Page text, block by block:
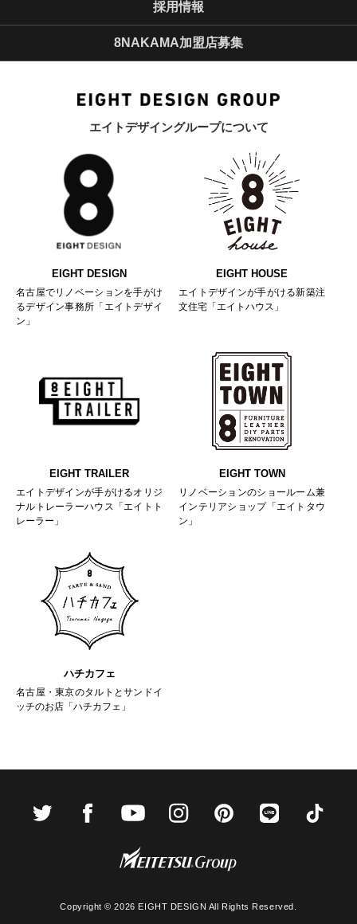
エイトデザイングループについて
EIGHT DESIGN
名古屋でリノベーションを手がけ
るデザイン事務所「エイトデザイ
ン」
EIGHT HOUSE
エイトデザインが手がける新築注
文住宅「エイトハウス」
EIGHT TRAILER
エイトデザインが手がけるオリジ
ナルトレーラーハウス「エイトト
レーラー」
EIGHT TOWN
リノベーションのショールーム兼
インテリアショップ「エイトタウ
ン」
ハチカフェ
名古屋・東京のタルトとサンドイ
ッチのお店「ハチカフェ」
採用情報
8NAKAMA加盟店募集
Copyright ©2026 EIGHT DESIGN All Rights Reserved.